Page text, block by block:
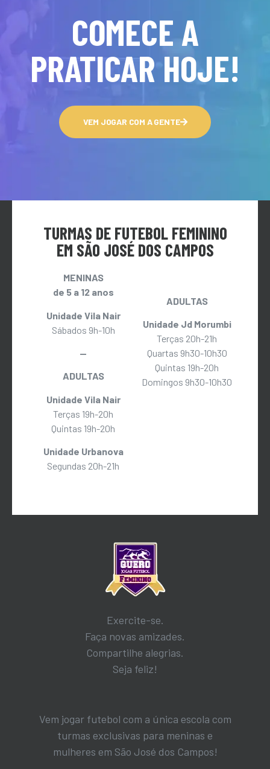
COMECE A
PRATICAR HOJE!
VEM JOGAR COM A GENTE
TURMAS DE FUTEBOL FEMININO
EM SÃO JOSÉ DOS CAMPOS
MENINAS
de 5 a 12 anos
Unidade Vila Nair
Sábados 9h-10h
—
ADULTAS
Unidade Vila Nair
Terças 19h-20h
Quintas 19h-20h
Unidade Urbanova
Segundas 20h-21h
ADULTAS
Unidade Jd Morumbi
Terças 20h-21h
Quartas 9h30-10h30
Quintas 19h-20h
Domingos 9h30-10h30
Exercite-se.
Faça novas amizades.
Compartilhe alegrias.
Seja feliz!
Vem jogar futebol com a única escola com
turmas exclusivas para meninas e
mulheres em São José dos Campos!